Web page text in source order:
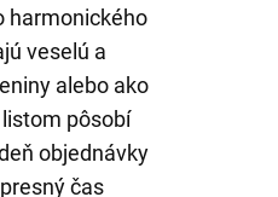
harmonického
veselú a
alebo ako
pôsobí
objednávky
čas